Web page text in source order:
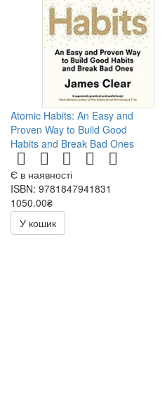
Atomic Habits: An Easy and
Proven Way to Build Good
Habits and Break Bad Ones
Є в наявності
ISBN: 9781847941831
1050.00₴
У кошик